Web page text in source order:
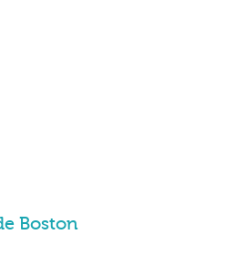
Boston